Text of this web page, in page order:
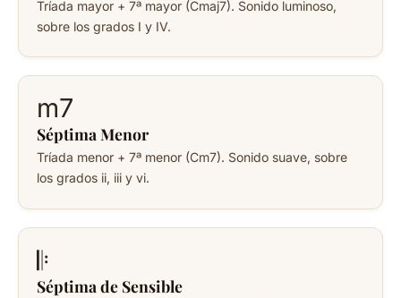
Tríada mayor + 7ª mayor (Cmaj7). Sonido luminoso,
sobre los grados I y IV.
m7
Séptima Menor
Tríada menor + 7ª menor (Cm7). Sonido suave, sobre
los grados ii, iii y vi.
𝄆
Séptima de Sensible